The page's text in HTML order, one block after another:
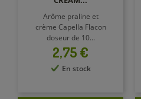
Arôme praline et
crème Capella Flacon
doseur de 10...
Prix
2,75 €
En stock